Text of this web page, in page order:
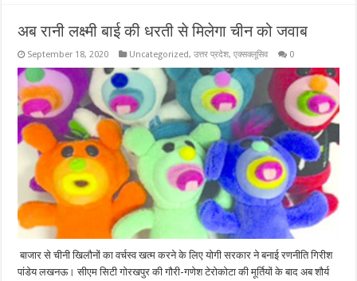
अब रानी लक्ष्मी बाई की धरती से मिलेगा चीन को जवाब
September 18, 2020 Uncategorized,उत्तर प्रदेश,एक्सक्लूसिव 0
बाजार से चीनी खिलौनों का वर्चस्व खत्म करने के लिए योगी सरकार ने बनाई रणनीति गिरीश
पांडेय लखनऊ। सीएम सिटी गोरखपुर की गौरी-गणेश टेरोकोटा की मूर्तियों के बाद अब शौर्य